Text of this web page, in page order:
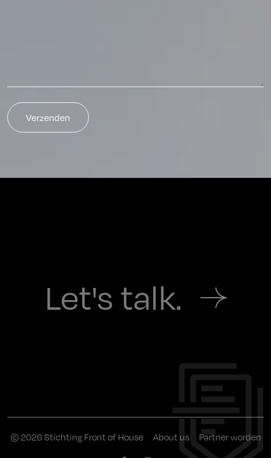
Let's talk.
© 2026 Stichting Front of House About us Partner worden